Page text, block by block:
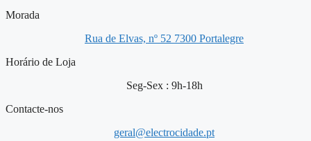
Morada
Rua de Elvas, nº 52 7300 Portalegre
Horário de Loja
Seg-Sex : 9h-18h
Contacte-nos
geral@electrocidade.pt